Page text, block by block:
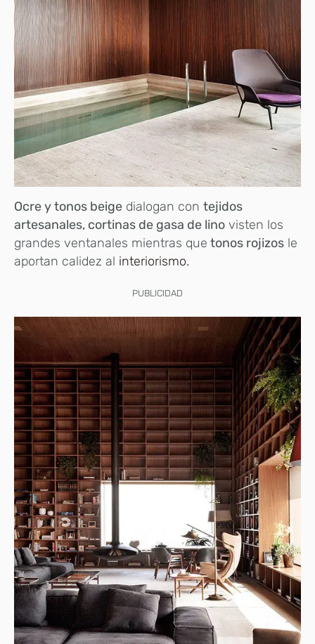
Ocre y tonos beige dialogan con tejidos
artesanales, cortinas de gasa de lino visten los
grandes ventanales mientras que tonos rojizos le
aportan calidez al interiorismo.
PUBLICIDAD